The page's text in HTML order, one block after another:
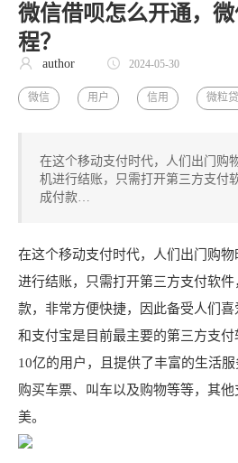
微信借呗怎么开通，
程？
author 2024-05-30
微信 用户 信用 微粒贷
在这个移动支付时代，人们出门购
机进行结账，只需打开第三方支付
成付款…
在这个移动支付时代，人们出门购
进行结账，只需打开第三方支付软
款，非常方便快捷，因此备受人们
和支付宝是目前最主要的第三方支
10亿的用户，且提供了丰富的生活服
购买车票、叫车以及购物等等，其
美。